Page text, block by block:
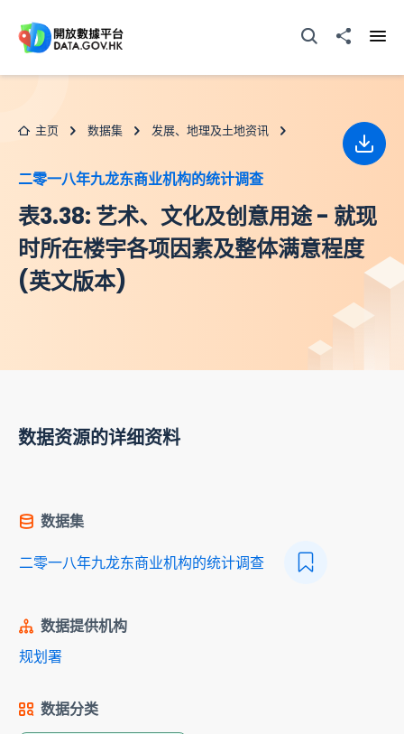
打开搜寻器分享至
主页 数据集 发展、地理及土地资讯
二零一八年九龙东商业机构的统计调查
表3.38: 艺术、文化及创意用途 - 就现
时所在楼宇各项因素及整体满意程度
(英文版本)
下载
数据资源的详细资料
数据集
二零一八年九龙东商业机构的统计调查
数据提供机构
规划署
数据分类